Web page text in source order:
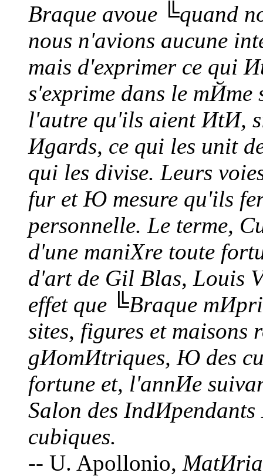
Braque avoue ╚quand
nous n'avions aucune
mais d'exprimer ce qui
s'exprime dans le mЙme
l'autre qu'ils aient ИtИ,
Иgards, ce qui les unit
qui les divise. Leurs
fur et Ю mesure qu'ils
personnelle. Le terme,
d'une maniХre toute
d'art de Gil Blas, Louis
effet que ╚Braque
sites, figures et
gИomИtriques, Ю des
fortune et, l'annИe
Salon des
cubiques.
-- U. Apollonio,